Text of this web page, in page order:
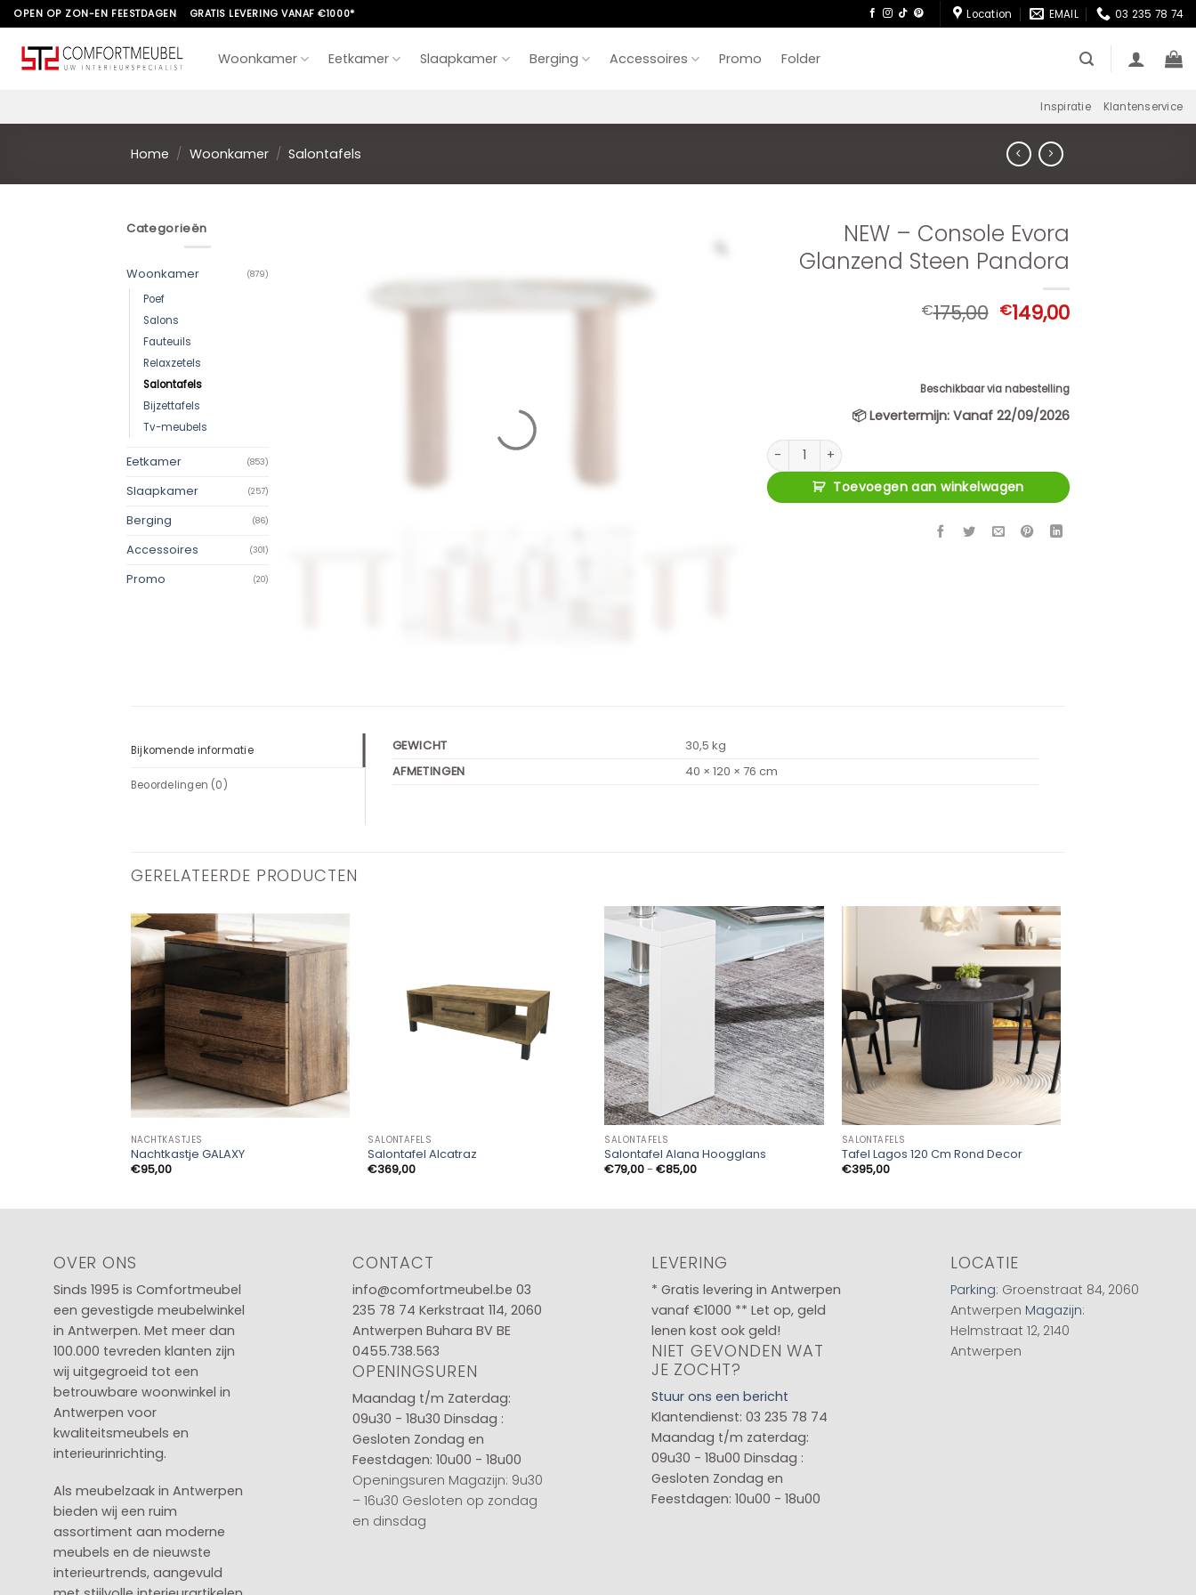
Skip
to
content
OPEN OP ZON-EN FEESTDAGEN GRATIS LEVERING VANAF €1000* Location EMAIL 03 235 78 74
Woonkamer Eetkamer Slaapkamer Berging Accessoires Promo Folder
Inspiratie Klantenservice
Home / Woonkamer / Salontafels
Categorieën
Woonkamer (879)
Poef
Salons
Fauteuils
Relaxzetels
Salontafels
Bijzettafels
Tv-meubels
Eetkamer (853)
Slaapkamer (257)
Berging (86)
Accessoires (301)
Promo (20)
NEW – Console Evora
Glanzend Steen Pandora
€175,00 Oorspronkelijke
€149,00Huidige
Beschikbaar via nabestelling
📦Levertermijn: Vanaf 22/09/2026
NEW - Console Evora Glanzend Steen Pandora aantal
Toevoegen aan winkelwagen
Bijkomende informatie
Beoordelingen (0)
GEWICHT
30,5 kg
AFMETINGEN
40 × 120 × 76 cm
GERELATEERDE PRODUCTEN
NACHTKASTJES
Nachtkastje GALAXY
€95,00
SALONTAFELS
Salontafel Alcatraz
€369,00
SALONTAFELS
Salontafel Alana Hoogglans
€79,00- €85,00Prijsklasse:
SALONTAFELS
Tafel Lagos 120 Cm Rond Decor
€395,00
OVER ONS
Sinds 1995 is Comfortmeubel
een gevestigde meubelwinkel
in Antwerpen. Met meer dan
100.000 tevreden klanten zijn
wij uitgegroeid tot een
betrouwbare woonwinkel in
Antwerpen voor
kwaliteitsmeubels en
interieurinrichting.
Als meubelzaak in Antwerpen
bieden wij een ruim
assortiment aan moderne
meubels en de nieuwste
interieurtrends, aangevuld
CONTACT
info@comfortmeubel.be 03
235 78 74 Kerkstraat 114, 2060
Antwerpen Buhara BV BE
0455.738.563
OPENINGSUREN
Maandag t/m Zaterdag:
09u30 - 18u30 Dinsdag :
Gesloten Zondag en
Feestdagen: 10u00 - 18u00
Openingsuren Magazijn: 9u30
– 16u30 Gesloten op zondag
en dinsdag
LEVERING
* Gratis levering in Antwerpen
vanaf €1000 ** Let op, geld
lenen kost ook geld!
NIET GEVONDEN WAT
JE ZOCHT?
Stuur ons een bericht
Klantendienst: 03 235 78 74
Maandag t/m zaterdag:
09u30 - 18u00 Dinsdag :
Gesloten Zondag en
Feestdagen: 10u00 - 18u00
LOCATIE
Parking: Groenstraat 84, 2060
Antwerpen Magazijn:
Helmstraat 12, 2140
Antwerpen